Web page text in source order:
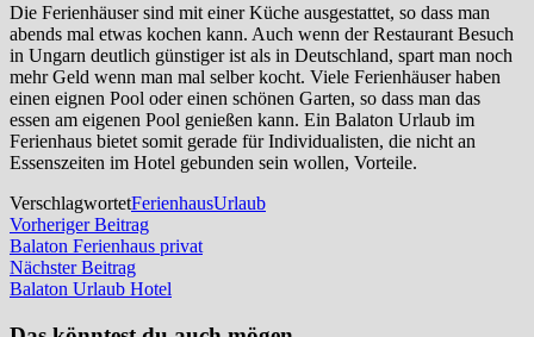
Die Ferienhäuser sind mit einer Küche ausgestattet, so dass man
abends mal etwas kochen kann. Auch wenn der Restaurant Besuch
in Ungarn deutlich günstiger ist als in Deutschland, spart man noch
mehr Geld wenn man mal selber kocht. Viele Ferienhäuser haben
einen eignen Pool oder einen schönen Garten, so dass man das
essen am eigenen Pool genießen kann. Ein Balaton Urlaub im
Ferienhaus bietet somit gerade für Individualisten, die nicht an
Essenszeiten im Hotel gebunden sein wollen, Vorteile.
VerschlagwortetFerienhausUrlaub
Beitragsnavigation
Vorheriger BeitragVorheriger
Beitrag:
Balaton Ferienhaus privat
Nächster BeitragNächster
Beitrag:
Balaton Urlaub Hotel